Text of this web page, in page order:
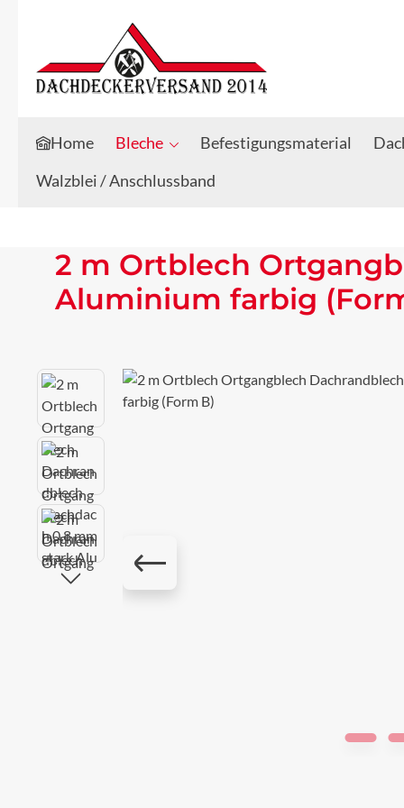
Zum Hauptinhalt springen
Zur Suche springen
Home Bleche Befestigungsmaterial
Walzblei / Anschlussband
2 m Ortblech
Aluminium farbig
Bildergalerie überspringen